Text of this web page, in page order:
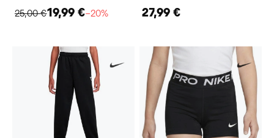
25,00 €19,99 €−20% 27,99 €